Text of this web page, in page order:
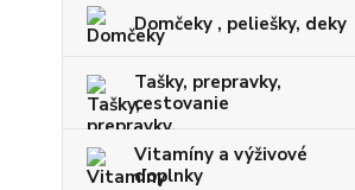
Domčeky , peliešky, deky
Tašky, prepravky,
cestovanie
Vitamíny a výživové
doplnky